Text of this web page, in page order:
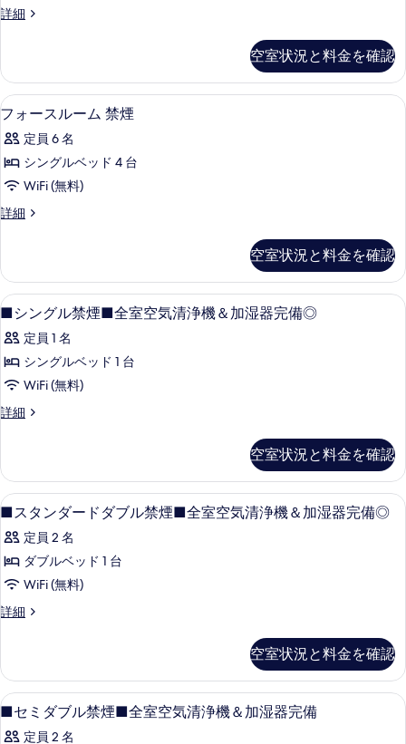
を
す
る
ム
煙
の
す
べ
て
の
写
表
示
す
る
詳細
ト
ル
ー
ム
煙
の
細
空室状況と料金を確認
フ
ォ
ー
ス
ー
禁
煙
の
す
べ
て
の
を
表
示
す
る
フォースルーム 禁煙 | 高級寝具、羽
4
フォースルーム 禁煙
定員 6 名
シングルベッド 4 台
WiFi (無料)
詳細
フ
ル
ー
ム
煙
の
細
空室状況と料金を確認
■
シ
ン
グ
ル
禁
■
全
室
空
気
清
浄
加
湿
器
高級寝具、羽毛の掛け布団、デスク
1
■シングル禁煙■全室空気清浄機＆加湿器完備◎
定員 1 名
シングルベッド 1 台
WiFi (無料)
詳細
■
ル
禁
煙
全
室
気
清
浄
加
器
完
備
空室状況と料金を確認
■
ス
タ
ン
ダ
ー
ダ
ブ
ル
禁
高級寝具、羽毛の掛け布団、デスク
1
■スタンダードダブル禁煙■全室空気清浄機＆加湿器完備◎
定員 2 名
ダブルベッド 1 台
WiFi (無料)
詳細
■
ダ
ー
ド
空室状況と料金を確認
■
セ
高級寝具、羽毛の掛け布団、デスク
1
■セミダブル禁煙■全室空気清浄機＆加湿器完備
定員 2 名